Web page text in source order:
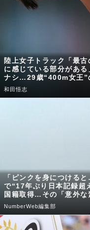
陸上女子トラック「最
に感じている部分があ
ナシ…29歳“400m女王”
和田悟志
「ピンクを身につける
で“17年ぶり日本記録超
国籍取得…その「意外な
NumberWeb編集部